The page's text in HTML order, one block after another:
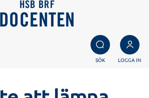
HSB BRF
DOCENTEN
SÖK LOGGA IN